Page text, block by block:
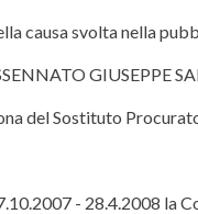
causa svolta nella
GIUSEPPE
del Sostituto
- 28.4.2008 la